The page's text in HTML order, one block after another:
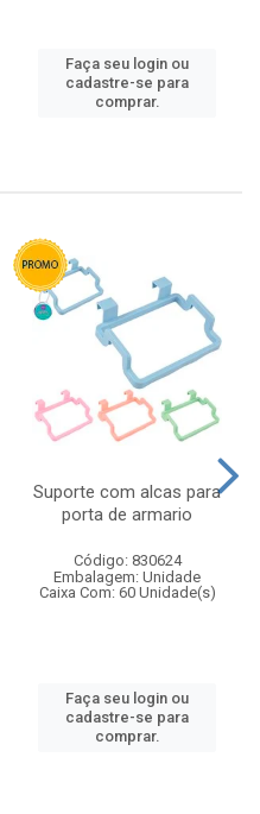
Faça seu login ou
cadastre-se para
comprar.
Suporte com alcas para
porta de armario
Código: 830624
Embalagem: Unidade
Caixa Com: 60 Unidade(s)
Faça seu login ou
cadastre-se para
comprar.